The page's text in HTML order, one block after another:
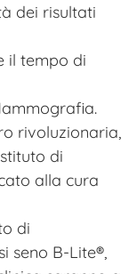
dei risultati
il tempo di
rivoluzionaria,
di
alla cura
di
seno B-Lite®,